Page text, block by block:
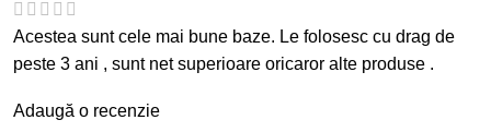
Acestea sunt cele mai bune baze. Le folosesc cu drag de
peste 3 ani , sunt net superioare oricaror alte produse .
Adaugă o recenzie